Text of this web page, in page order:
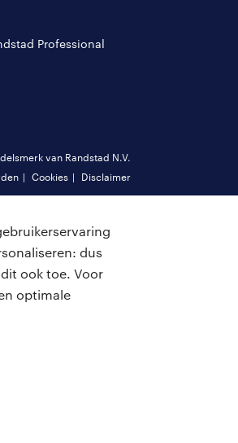
dus
ook toe. Voor
optimale
Professional
van Randstad N.V.
Cookies Disclaimer